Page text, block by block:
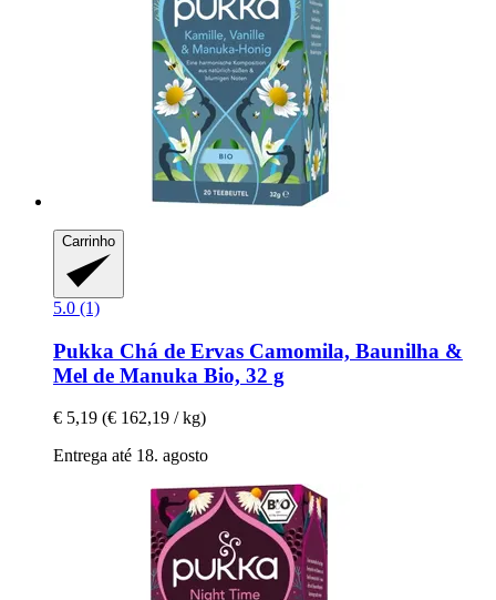
Carrinho
5.0 (1)
Pukka Chá de Ervas Camomila, Baunilha &
Mel de Manuka Bio, 32 g
€ 5,19 (€ 162,19 / kg)
Entrega até 18. agosto